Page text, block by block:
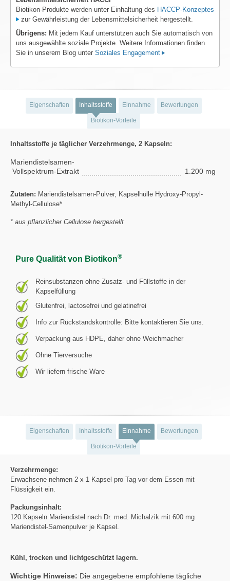
Biotikon-Produkte werden unter Einhaltung des HACCP-Konzeptes
zur Gewährleistung der Lebensmittelsicherheit hergestellt.
Übrigens: Mit jedem Kauf unterstützen auch Sie automatisch von
uns ausgewählte soziale Projekte. Weitere Informationen finden
Sie in unserem Blog unter Soziales Engagement
Eigenschaften Inhaltsstoffe Einnahme Bewertungen
Biotikon-Vorteile
Inhaltsstoffe je täglicher Verzehrmenge, 2 Kapseln:
Mariendistelsamen-
Vollspektrum-Extrakt
1.200 mg
Zutaten: Mariendistelsamen-Pulver, Kapselhülle Hydroxy-Propyl-
Methyl-Cellulose*
* aus pflanzlicher Cellulose hergestellt
Pure Qualität von Biotikon®
Reinsubstanzen ohne Zusatz- und Füllstoffe in der
Kapselfüllung
Glutenfrei, lactosefrei und gelatinefrei
Info zur Rückstandskontrolle: Bitte kontaktieren Sie uns.
Verpackung aus HDPE, daher ohne Weichmacher
Ohne Tierversuche
Wir liefern frische Ware
Eigenschaften Inhaltsstoffe Einnahme Bewertungen
Biotikon-Vorteile
Verzehrmenge:
Erwachsene nehmen 2 x 1 Kapsel pro Tag vor dem Essen mit
Flüssigkeit ein.
Packungsinhalt:
120 Kapseln Mariendistel nach Dr. med. Michalzik mit 600 mg
Mariendistel-Samenpulver je Kapsel.
Kühl, trocken und lichtgeschützt lagern.
Wichtige Hinweise: Die angegebene empfohlene tägliche